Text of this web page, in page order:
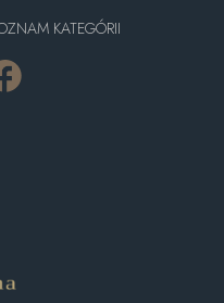
KATEGÓRII